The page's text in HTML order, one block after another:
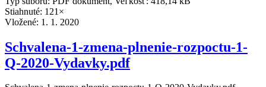
Stiahnuté: 121×
Vložené: 1. 1. 2020
Schvalena-1-zmena-plnenie-rozpoctu-1-
Q-2020-Vydavky.pdf